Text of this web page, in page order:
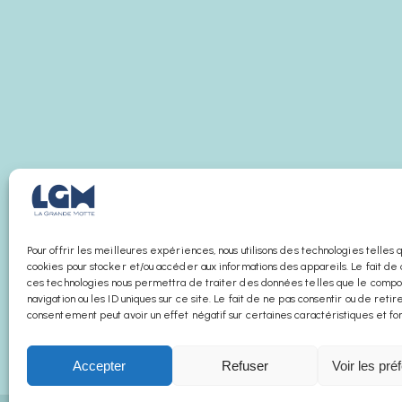
Pour offrir les meilleures expériences, nous utilisons des technologies telles
cookies pour stocker et/ou accéder aux informations des appareils. Le fait de
ces technologies nous permettra de traiter des données telles que le
navigation ou les ID uniques sur ce site. Le fait de ne pas consentir ou de
consentement peut avoir un effet négatif sur certaines caractéristiques et
Accepter Refuser Voir les